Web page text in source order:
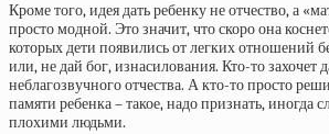
Кроме того, идея дать ребенку не отчество, а
просто модной. Это значит, что скоро она
которых дети появились от легких отношений
или, не дай бог, изнасилования. Кто-то захочет
неблагозвучного отчества. А кто-то просто
памяти ребенка – такое, надо признать, иногда
плохими людьми.